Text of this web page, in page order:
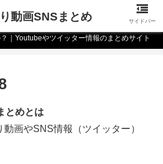
｜Youtubeやツイッター情報のまとめサイト
とめとは
画やSNS情報（ツイッター）
動画SNSまとめ サイドバー